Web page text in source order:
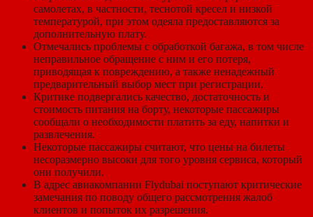
самолетах, в частности, теснотой кресел и низкой
температурой, при этом одеяла предоставляются за
дополнительную плату.
Отмечались проблемы с обработкой багажа, в том числе
неправильное обращение с ним и его потеря,
приводящая к повреждению, а также ненадежный
предварительный выбор мест при регистрации.
Критике подвергались качество, достаточность и
стоимость питания на борту, некоторые пассажиры
сообщали о необходимости платить за еду, напитки и
развлечения.
Некоторые пассажиры считают, что цены на билеты
несоразмерно высоки для того уровня сервиса, который
они получили.
В адрес авиакомпании Flydubai поступают критические
замечания по поводу общего рассмотрения жалоб
клиентов и попыток их разрешения.